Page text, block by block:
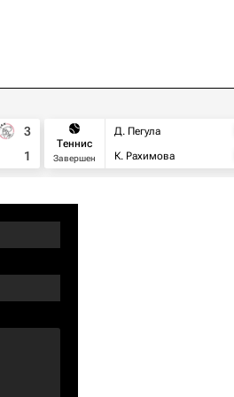
3
1
Теннис
Завершен
Д. Пегула
К. Рахимова